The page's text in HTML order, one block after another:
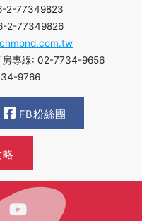
2-77349823
2-77349826
房專線: 02-7734-9656
9766
FB粉絲團